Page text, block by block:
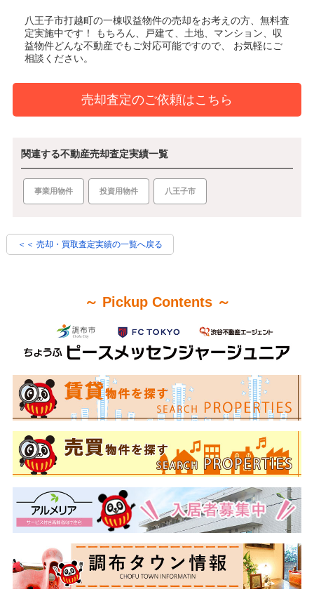
八王子市打越町の一棟収益物件の売却をお考えの方、無料査
定実施中です！
もちろん、戸建て、土地、マンション、収
益物件どんな不動産でもご対応可能ですので、 お気軽にご
相談ください。
売却査定のご依頼はこちら
関連する不動産売却査定実績一覧
事業用物件 投資用物件 八王子市
＜＜ 売却・買取査定実績の一覧へ戻る
～ Pickup Contents ～